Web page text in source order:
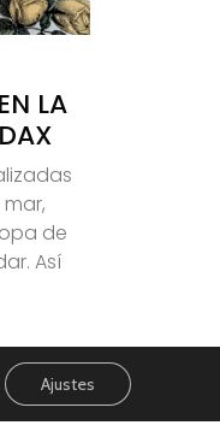
LA
de
Así
Ajustes